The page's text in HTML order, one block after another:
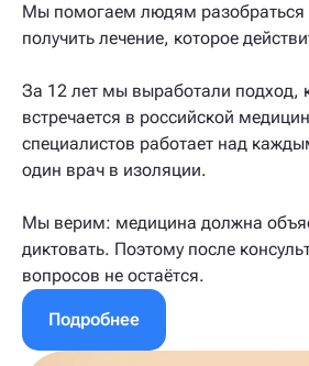
Мы помогаем людям разобраться
получить лечение, которое
За 12 лет мы выработали подход,
встречается в российской
специалистов работает над
один врач в изоляции.
Мы верим: медицина должна
диктовать. Поэтому после
вопросов не остаётся.
Подробнее